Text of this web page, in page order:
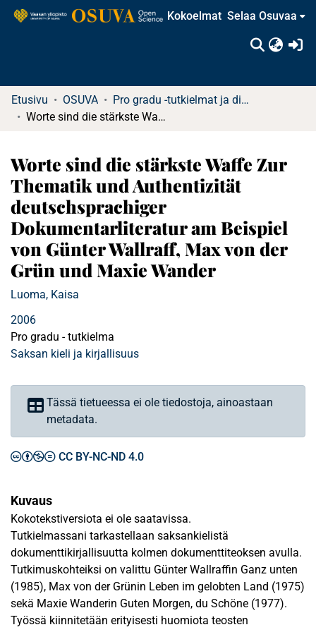
Kokoelmat Selaa Osuvaa
Etusivu OSUVA
Pro gradu -tutkielmat ja diplomityöt
Worte sind die stärkste Waffe Zur Thematik und Authentizität deutschsprachiger Dokumentarliteratur am Beispiel von Günter Wallraff, Max von der Grün und Maxie Wander
Worte sind die stärkste Waffe Zur
Thematik und Authentizität
deutschsprachiger
Dokumentarliteratur am Beispiel
von Günter Wallraff, Max von der
Grün und Maxie Wander
Luoma, Kaisa
2006
Pro gradu - tutkielma
Saksan kieli ja kirjallisuus
Tässä tietueessa ei ole tiedostoja, ainoastaan
metadata.
CC BY-NC-ND 4.0
Kuvaus
Kokotekstiversiota ei ole saatavissa.
Tutkielmassani tarkastellaan saksankielistä
dokumenttikirjallisuutta kolmen dokumenttiteoksen avulla.
Tutkimuskohteiksi on valittu Günter Wallraffin Ganz unten
(1985), Max von der Grünin Leben im gelobten Land (1975)
sekä Maxie Wanderin Guten Morgen, du Schöne (1977).
Työssä kiinnitetään erityisesti huomiota teosten